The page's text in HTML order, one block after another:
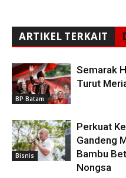
ARTIKEL TERKAIT
BP Batam
Semarak
Turut
Bisnis
Perkuat
Gandeng
Bambu
Nongsa